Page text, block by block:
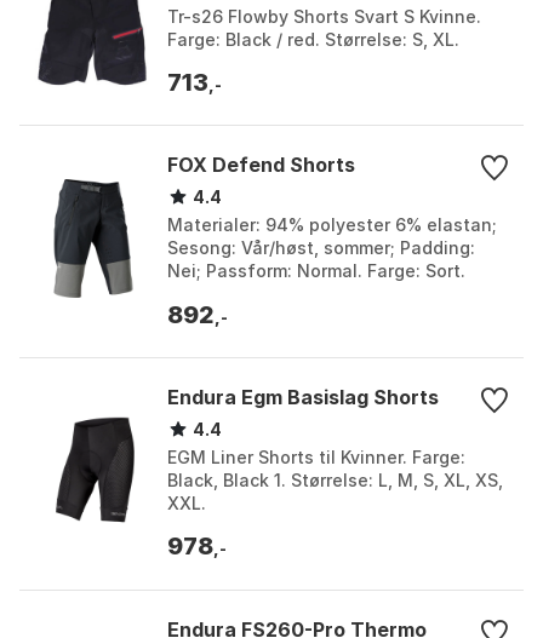
Tr-s26 Flowby Shorts Svart S Kvinne.
Farge: Black / red. Størrelse: S, XL.
713 ,-
FOX Defend Shorts
4.4
Materialer: 94% polyester 6% elastan;
Sesong: Vår/høst, sommer; Padding:
Nei; Passform: Normal. Farge: Sort.
M, S.
892 ,-
Endura Egm Basislag Shorts
4.4
EGM Liner Shorts til Kvinner. Farge:
Black, Black 1. Størrelse: L, M, S, XL, XS,
XXL.
978 ,-
Endura FS260-Pro Thermo